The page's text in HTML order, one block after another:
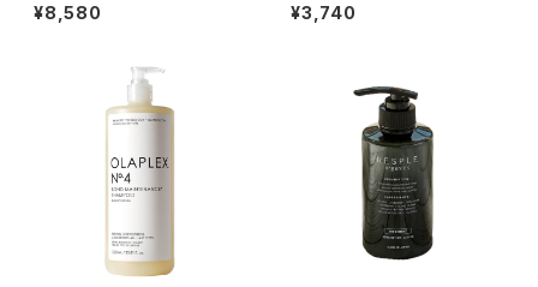
SHAMPOO 800ml 詰替え
¥8,580
TENANCE SHAMPOO 250m
l¥3,740